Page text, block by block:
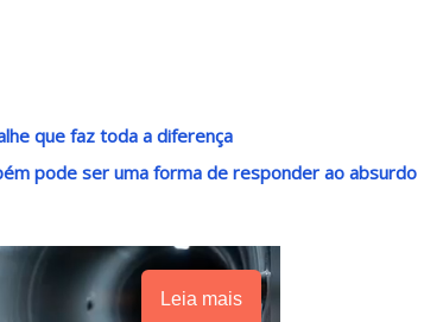
que faz toda a diferença
pode ser uma forma de responder ao absurdo
Leia mais